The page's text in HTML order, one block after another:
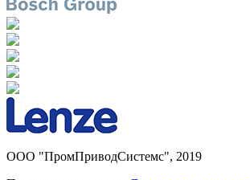
ООО "ПромПриводСистемс", 2019